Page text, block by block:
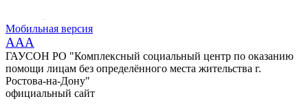
Мобильная версия
AAA
ГАУСОН РО "Комплексный социальный центр по оказанию
помощи лицам без определённого места жительства г.
Ростова-на-Дону"
официальный сайт